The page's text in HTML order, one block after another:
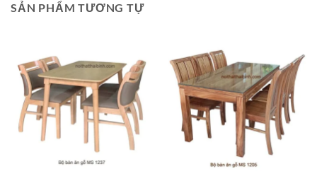
SẢN PHẨM TƯƠNG TỰ